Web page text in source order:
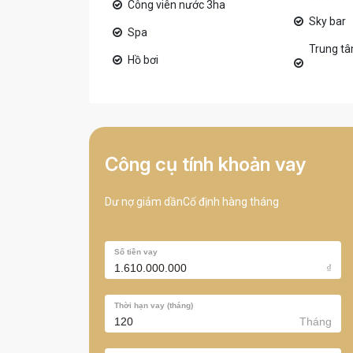
Công viên nước 3ha
Spa
Hồ bơi
Sky bar
Trung
Công cụ tính khoản vay
Dư nợ giảm dầnCố định hàng tháng
Số tiền vay
₫
Thời hạn vay (tháng)
Tháng